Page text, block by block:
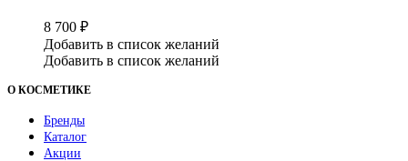
8 700 ₽
Добавить в список желаний
Добавить в список желаний
О КОСМЕТИКЕ
Бренды
Каталог
Акции